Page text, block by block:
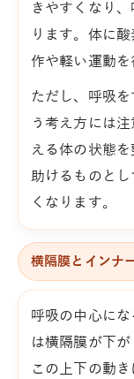
きやすくなり
ります。体に
作や軽い運動を
ただし、呼吸
う考え方には
える体の状態
助けるものと
くなります。
横隔膜とインナ
呼吸の中心に
は横隔膜が下
この上下の動